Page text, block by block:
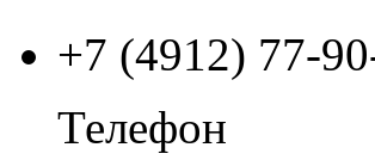
+7 (4912) 77-
Телефон